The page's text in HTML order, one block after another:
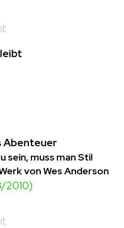
Abenteuer
sein, muss man Stil
von Wes Anderson
2010)